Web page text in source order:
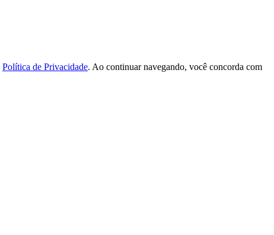
Política de Privacidade. Ao continuar navegando, você concorda com